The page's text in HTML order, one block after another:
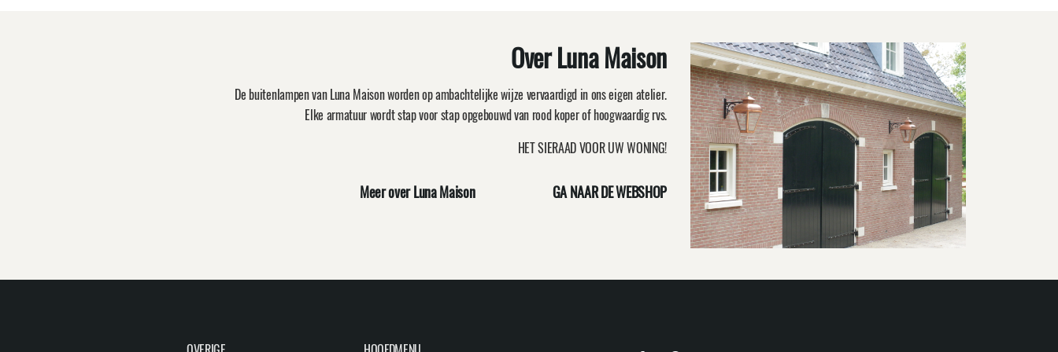
Over Luna Maison
De buitenlampen van Luna Maison worden op ambachtelijke wijze vervaardigd in ons eigen atelier.
Elke armatuur wordt stap voor stap opgebouwd van rood koper of hoogwaardig rvs.
HET SIERAAD VOOR UW WONING!
Meer over Luna Maison GA NAAR DE WEBSHOP